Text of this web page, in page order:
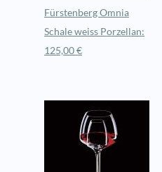
Fürstenberg Omnia
Schale weiss Porzellan:
125,00 €